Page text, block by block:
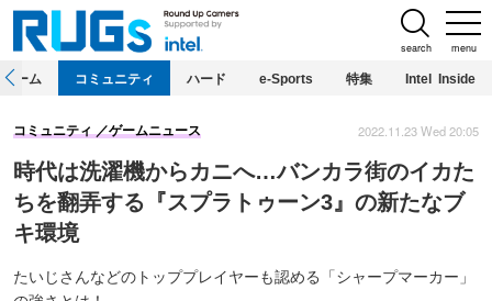
menu
search
ホーム コミュニティ ハード e-Sports 特集 Intel Inside
時代は洗濯機からカニへ…バンカラ街のイカた
ちを翻弄する『スプラトゥーン3』の新たなブ
キ環境
たいじさんなどのトッププレイヤーも認める「シャープマーカー」
コミュニティ ゲームニュース 2022.11.23 Wed 20:05